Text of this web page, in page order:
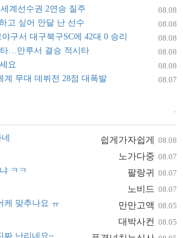
08.08
계선수권 2연승 질주
08.08
고 싶어 안달 난 선수
08.08
구서 대구북구SC에 42대 0 승리
08.08
…만루서 결승 적시타
08.08
요
08.07
계 무대 데뷔전 28점 대폭발
+
쉽게가자쉽게 08.08
노가다중 08.07
팔랑귀 08.07
ㅋㅋ
노비드 08.07
만만고액 08.05
케 맞추나요 ㅠ
대박사컨 08.05
짜 난리네요~